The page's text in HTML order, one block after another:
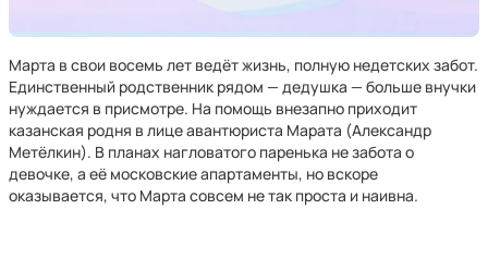
Марта в свои восемь лет ведёт жизнь, полную недетских забот.
Единственный родственник рядом — дедушка — больше внучки
нуждается в присмотре. На помощь внезапно приходит
казанская родня в лице авантюриста Марата (Александр
Метёлкин). В планах нагловатого паренька не забота о
девочке, а её московские апартаменты, но вскоре
оказывается, что Марта совсем не так проста и наивна.